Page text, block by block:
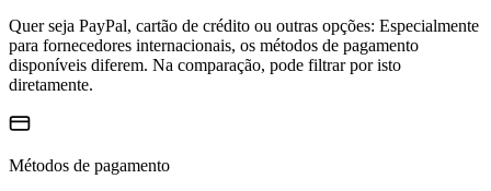
Quer seja PayPal, cartão de crédito ou outras opções: Especialmente
para fornecedores internacionais, os métodos de pagamento
disponíveis diferem. Na comparação, pode filtrar por isto
diretamente.
Métodos de pagamento